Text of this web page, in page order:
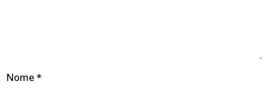
Nome*